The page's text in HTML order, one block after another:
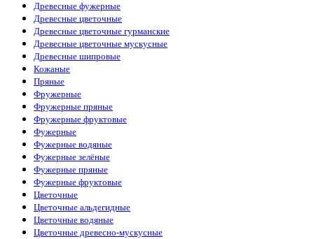
Древесные фужерные
Древесные цветочные
Древесные цветочные гурманские
Древесные цветочные мускусные
Древесные шипровые
Кожаные
Пряные
Фружерные
Фружерные пряные
Фружерные фруктовые
Фужерные
Фужерные водяные
Фужерные зелёные
Фужерные пряные
Фужерные фруктовые
Цветочные
Цветочные альдегидные
Цветочные водяные
Цветочные древесно-мускусные